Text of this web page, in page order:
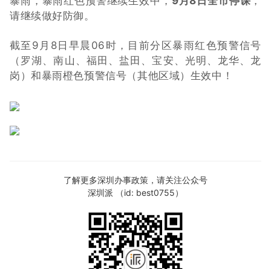
请继续做好防御。
截至9月8日早晨06时，目前分区暴雨红色预警信号
（罗湖、南山、福田、盐田、宝安、光明、龙华、龙
岗）和暴雨橙色预警信号（其他区域）生效中！
了解更多深圳办事政策，请关注公众号
深圳派 （id: best0755）